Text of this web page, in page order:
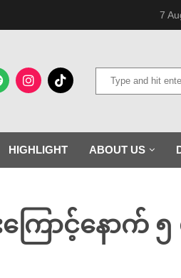
7
HIGHLIGHT ABOUT US
ြောင့်နောက်